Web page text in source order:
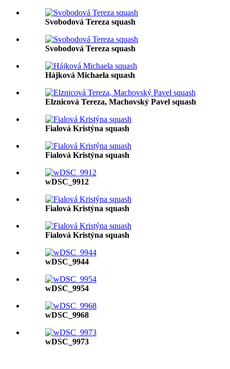
Svobodová Tereza squash
Svobodová Tereza squash
Hájková Michaela squash
Elznicová Tereza, Machovský Pavel squash
Fialová Kristýna squash
Fialová Kristýna squash
wDSC_9912
Fialová Kristýna squash
Fialová Kristýna squash
wDSC_9944
wDSC_9954
wDSC_9968
wDSC_9973